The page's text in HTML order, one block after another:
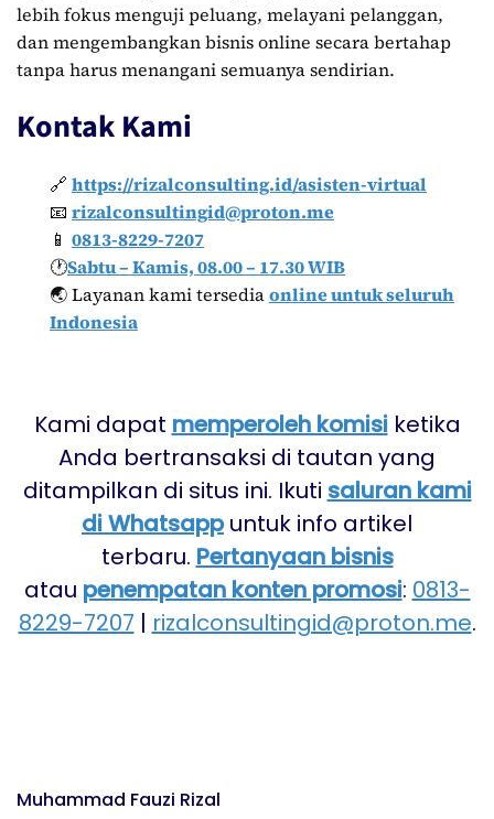
lebih fokus menguji peluang, melayani pelanggan,
dan mengembangkan bisnis online secara bertahap
tanpa harus menangani semuanya sendirian.
Kontak Kami
🔗 https://rizalconsulting.id/asisten-virtual
📧 rizalconsultingid@proton.me
📱 0813-8229-7207
🕐Sabtu – Kamis, 08.00 – 17.30 WIB
🌏 Layanan kami tersediaonline untuk seluruh
Indonesia
Kami dapat memperoleh komisiketika
Anda bertransaksi di tautan yang
ditampilkan di situs ini. Ikuti saluran kami
di Whatsapp untuk info artikel
terbaru. Pertanyaan bisnis
atau penempatan konten promosi: 0813-
8229-7207 | rizalconsultingid@proton.me.
Muhammad Fauzi Rizal